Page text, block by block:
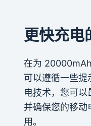
更快充电
在为
可以遵循一些提
电技术，您可以
并确保您的移动
用。